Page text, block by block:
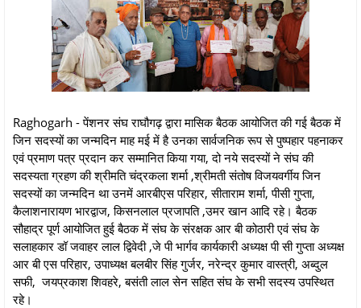
Raghogarh - पेंशनर संघ राघौगढ़ द्वारा मासिक बैठक आयोजित की गई बैठक में
जिन सदस्यों का जन्मदिन माह मई में है उनका सार्वजनिक रूप से पुष्पहार पहनाकर
एवं प्रमाण पत्र प्रदान कर सम्मानित किया गया, दो नये सदस्यों ने संघ की
सदस्यता ग्रहण की श्रीमति चंद्रकला शर्मा ,श्रीमती संतोष विजयवर्गीय जिन
सदस्यों का जन्मदिन था उनमें आरबीएस परिहार, सीताराम शर्मा, पीसी गुप्ता,
कैलाशनारायण भारद्वाज, किसनलाल प्रजापति ,उमर खान आदि रहे। बैठक
सौहाद्र पूर्ण आयोजित हुई बैठक में संघ के संरक्षक आर बी कोठारी एवं संघ के
सलाहकार डॉ जवाहर लाल द्विवेदी ,जे पी भार्गव कार्यकारी अध्यक्ष पी सी गुप्ता अध्यक्ष
आर बी एस परिहार, उपाध्यक्ष बलबीर सिंह गुर्जर, नरेन्द्र कुमार वास्त्री, अब्दुल
सफी, जयप्रकाश शिवहरे, बसंती लाल सेन सहित संघ के सभी सदस्य उपस्थित
रहे।